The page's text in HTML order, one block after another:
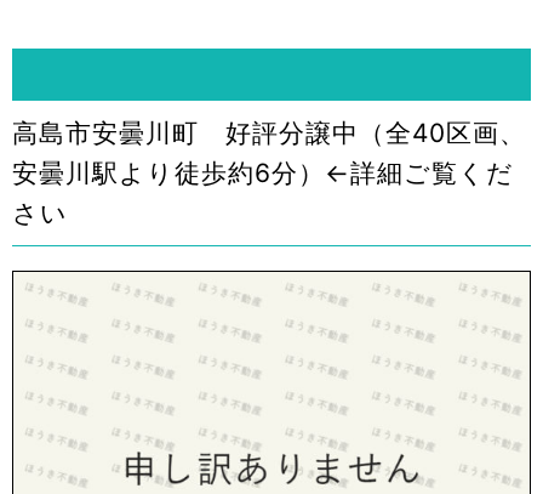
高島市安曇川町 好評分譲中（全40区画、
安曇川駅より徒歩約6分）←詳細ご覧くだ
さい